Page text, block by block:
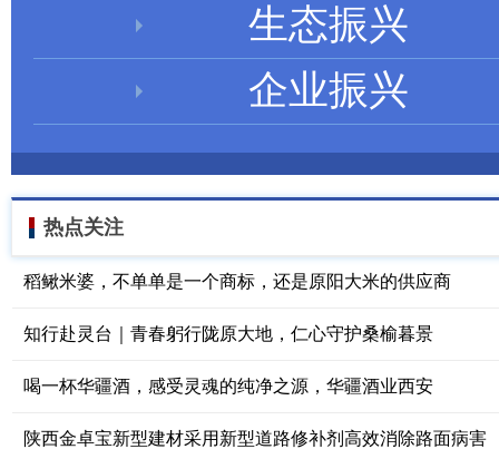
生态振兴
企业振兴
热点关注
稻鳅米婆，不单单是一个商标，还是原阳大米的供应商
知行赴灵台｜青春躬行陇原大地，仁心守护桑榆暮景
喝一杯华疆酒，感受灵魂的纯净之源，华疆酒业西安
陕西金卓宝新型建材采用新型道路修补剂高效消除路面病害